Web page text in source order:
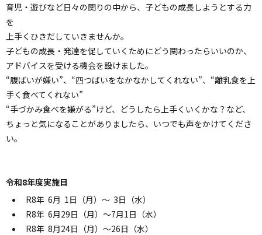
ゲ
ー
シ
ョ
ン
・
メ
ニ
ュ
ー
育児・遊びなど日々の関りの中から、子どもの成長しようとする力
を
上手くひきだしていきませんか。
子どもの成長・発達を促していくためにどう関わったらいいのか、
アドバイスを受ける機会を設けました。
“腹ばいが嫌い”、“四つばいをなかなかしてくれない”、“離乳食を上
手く食べてくれない”
“手づかみ食べを嫌がる”けど、どうしたら上手くいくかな？など、
ちょっと気になることがありましたら、いつでも声をかけてくださ
い。
令和8年度実施日
R8年 6月 1日（月）～ 3日（水）
R8年 6月29日（月）～7月1日（水）
R8年 8月24日（月）～26日（水）